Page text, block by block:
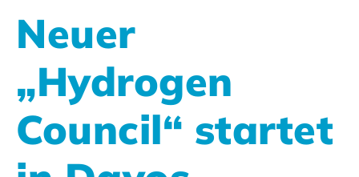
Neuer
„Hydrogen
Council“ startet